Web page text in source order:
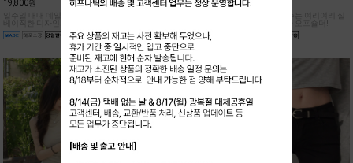
19,800원
베이직한 디자인의 반팔 티셔츠!
25,800원
스커트!
24,000원
어깨를 폭 감싸주는 여리여리 실
루엣의 드레시한 오프숄더!